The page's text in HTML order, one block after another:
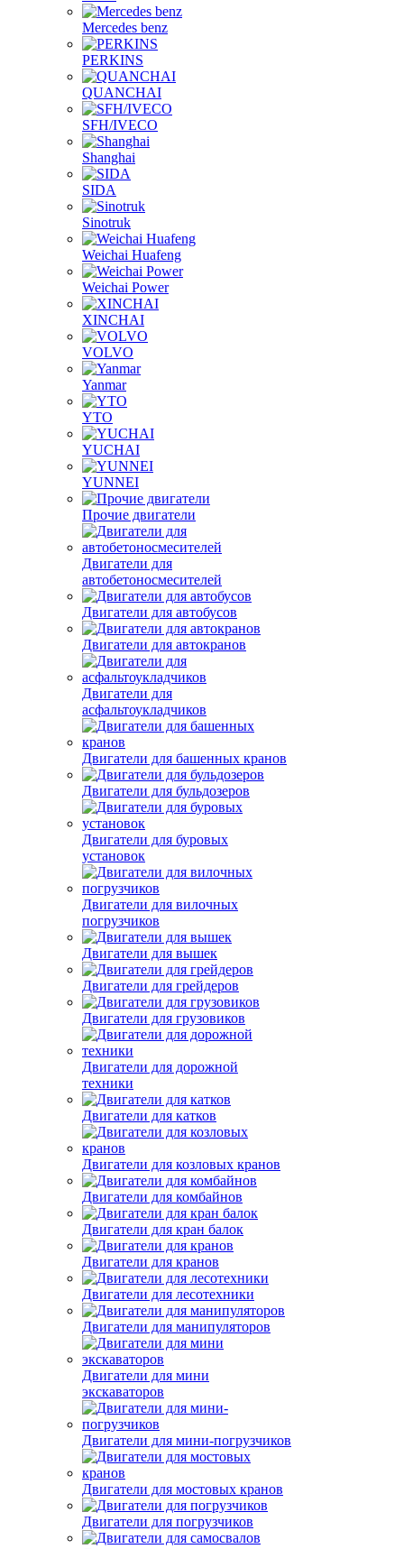
Mercedes benz
PERKINS
QUANCHAI
SFH/IVECO
Shanghai
SIDA
Sinotruk
Weichai Huafeng
Weichai Power
XINCHAI
VOLVO
Yanmar
YTO
YUCHAI
YUNNEI
Прочие двигатели
Двигатели для
автобетоносмесителей
Двигатели для автобусов
Двигатели для автокранов
Двигатели для
асфальтоукладчиков
Двигатели для башенных кранов
Двигатели для бульдозеров
Двигатели для буровых
установок
Двигатели для вилочных
погрузчиков
Двигатели для вышек
Двигатели для грейдеров
Двигатели для грузовиков
Двигатели для дорожной
техники
Двигатели для катков
Двигатели для козловых кранов
Двигатели для комбайнов
Двигатели для кран балок
Двигатели для кранов
Двигатели для лесотехники
Двигатели для манипуляторов
Двигатели для мини
экскаваторов
Двигатели для мини-погрузчиков
Двигатели для мостовых кранов
Двигатели для погрузчиков